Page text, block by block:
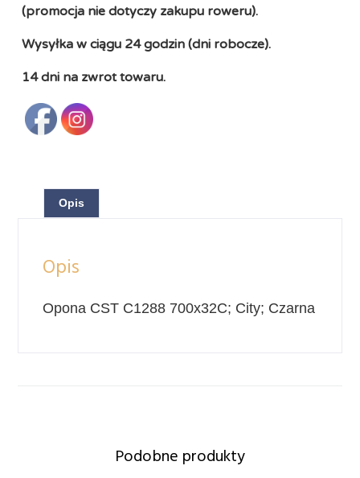
(promocja nie dotyczy zakupu roweru).
Wysyłka w ciągu 24 godzin (dni robocze).
14 dni na zwrot towaru.
Opis
Opis
Opona CST C1288 700x32C; City; Czarna
Podobne produkty